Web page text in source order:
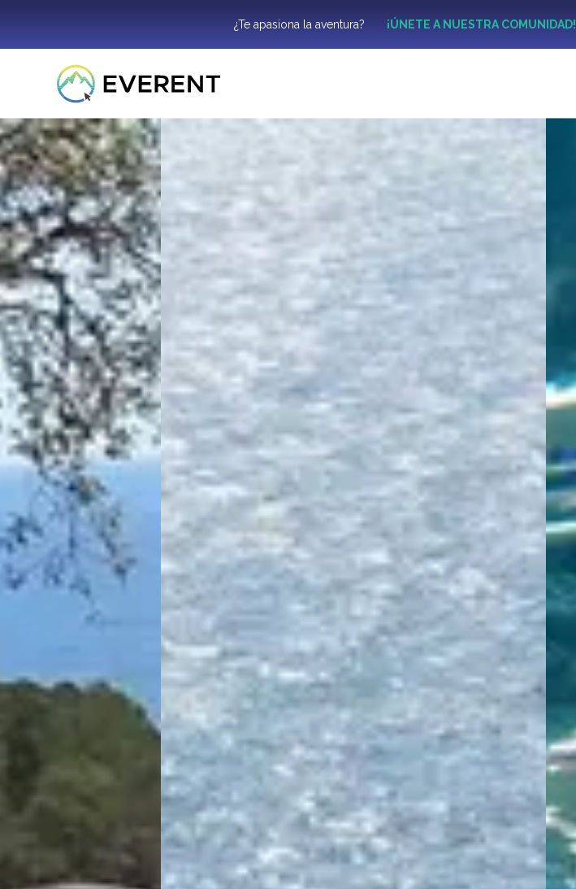
¿Te apasiona la aventura? ¡ÚNETE A NUESTRA COMUNIDAD!